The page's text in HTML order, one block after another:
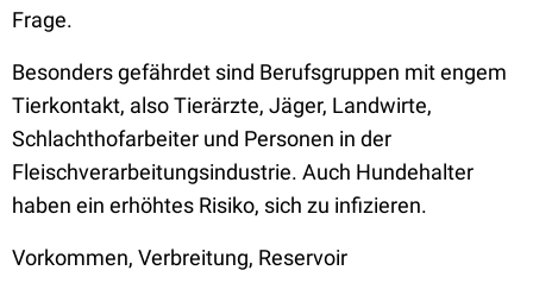
Frage.
Besonders gefährdet sind Berufsgruppen mit engem
Tierkontakt, also Tierärzte, Jäger, Landwirte,
Schlachthofarbeiter und Personen in der
Fleischverarbeitungsindustrie. Auch Hundehalter
haben ein erhöhtes Risiko, sich zu infizieren.
Vorkommen, Verbreitung, Reservoir